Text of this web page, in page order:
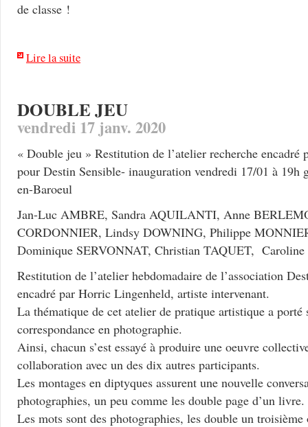
de classe !
Lire la suite
DOUBLE JEU
vendredi 17 janv. 2020
« Double jeu » Restitution de l’atelier recherche
pour Destin Sensible- inauguration vendredi 17/01 à
en-Baroeul
Jan-Luc AMBRE, Sandra AQUILANTI, Anne
CORDONNIER, Lindsy DOWNING, Philippe
Dominique SERVONNAT, Christian TAQUET,
Restitution de l’atelier hebdomadaire de l’association
encadré par Horric Lingenheld, artiste intervenant.
La thématique de cet atelier de pratique artistique a porté
correspondance en photographie.
Ainsi, chacun s’est essayé à produire une oeuvre
collaboration avec un des dix autres participants.
Les montages en diptyques assurent une nouvelle
photographies, un peu comme les double page d’un livre.
Les mots sont des photographies, les double un